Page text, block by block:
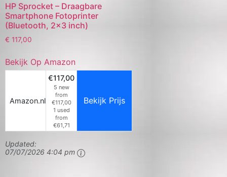
HP Sprocket – Draagbare
Smartphone Fotoprinter
(Bluetooth, 2×3 inch)
€ 117,00
Bekijk Op Amazon
Amazon.nl
€117,00
5 new
from
€117,00
1 used
from
€61,71
Bekijk Prijs
Updated:
07/07/2026 4:04 pm